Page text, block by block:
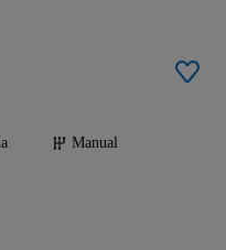
Manual